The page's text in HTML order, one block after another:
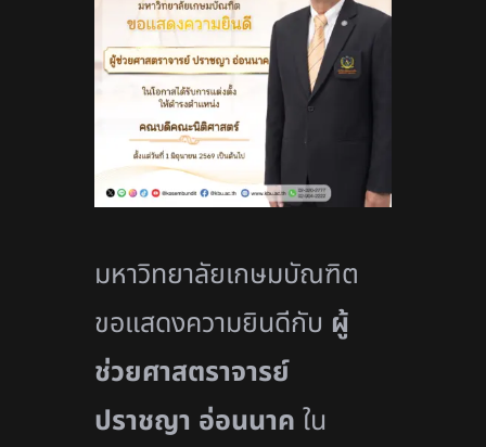
มหาวิทยาลัยเกษมบัณฑิต
ขอแสดงความยินดีกับ ผู้
ช่วยศาสตราจารย์
ปราชญา อ่อนนาค ใน